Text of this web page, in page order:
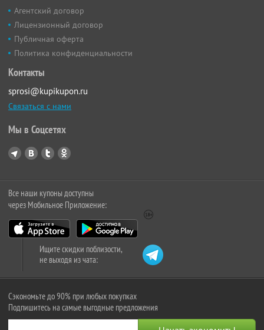
Агентский договор
Лицензионный договор
Публичная оферта
Политика конфиденциальности
Контакты
sprosi@kupikupon.ru
Связаться с нами
Мы в Соцсетях
Все наши купоны доступны
через Мобильное Приложение:
Ищите скидки поблизости,
не выходя из чата:
Сэкономьте до 90% при любых покупках
Подпишитесь на самые выгодные предложения